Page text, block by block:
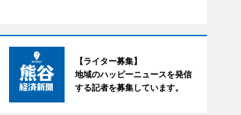
【ライター募集】
地域のハッピーニュースを発信
する記者を募集しています。